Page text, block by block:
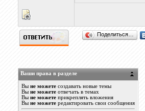
Поделиться…
Ваши права в разделе
Вы не можетесоздавать новые темы
Вы не можетеотвечать в темах
Вы не можетеприкреплять вложения
Вы не можетередактировать свои сообщения